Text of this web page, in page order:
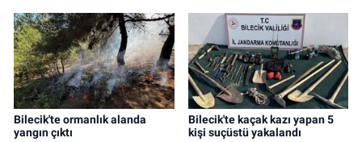
Bilecik'te ormanlık alanda
yangın çıktı
Bilecik'te kaçak kazı yapan 5
kişi suçüstü yakalandı